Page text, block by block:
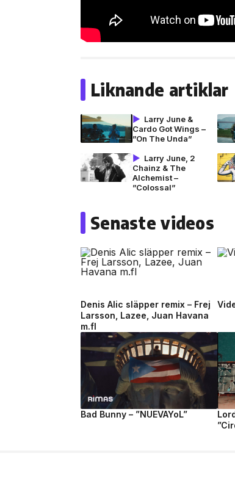
Liknande artiklar
Larry June &
Cardo Got Wings –
”On The Unda”
Larry June, 2
Chainz & The
Alchemist –
”Colossal”
Senaste videos
Denis Alic släpper remix – Frej
Larsson, Lazee, Juan Havana
m.fl
Bad Bunny – ”NUEVAYoL”